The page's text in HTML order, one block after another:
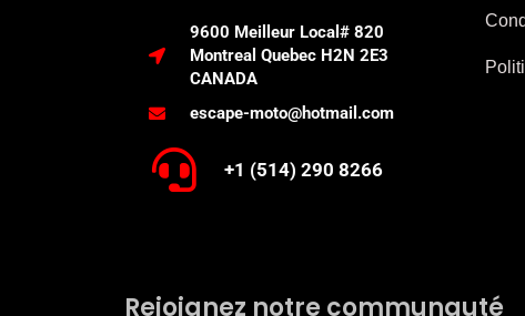
9600 Meilleur Local# 820
Montreal Quebec H2N 2E3
CANADA
escape-moto@hotmail.com
+1 (514) 290 8266
Rejoignez notre communauté